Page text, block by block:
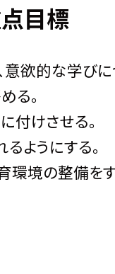
目標
欲的な学び
る。
付けさせる。
ようにする。
環境の整備を